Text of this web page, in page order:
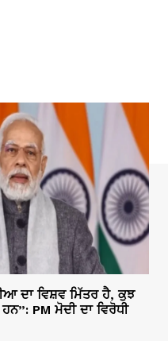
ਦਾ ਵਿਸ਼ਵ ਮਿੱਤਰ ਹੈ, ਕੁਝ
PM ਮੋਦੀ ਦਾ ਵਿਰੋਧੀ